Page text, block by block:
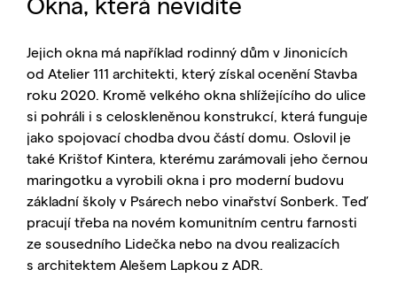
Jejich okna má například rodinný dům v Jinonicích
od Atelier 111 architekti, který získal ocenění Stavba
roku 2020. Kromě velkého okna shlížejícího do ulice
si pohráli i s celoskleněnou konstrukcí, která funguje
jako spojovací chodba dvou částí domu. Oslovil je
také Krištof Kintera, kterému zarámovali jeho černou
maringotku a vyrobili okna i pro moderní budovu
základní školy v Psárech nebo vinařství Sonberk. Teď
pracují třeba na novém komunitním centru farnosti
ze sousedního Lidečka nebo na dvou realizacích
s architektem Alešem Lapkou z ADR.